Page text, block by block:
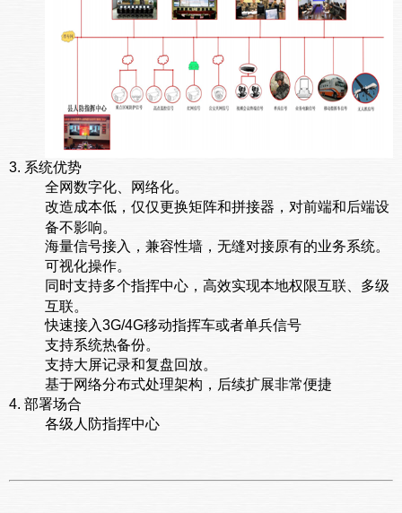
3. 系统优势
全网数字化、网络化。
改造成本低，仅仅更换矩阵和拼接器，对前端和后端设
备不影响。
海量信号接入，兼容性墙，无缝对接原有的业务系统。
可视化操作。
同时支持多个指挥中心，高效实现本地权限互联、多级
互联。
快速接入3G/4G移动指挥车或者单兵信号
支持系统热备份。
支持大屏记录和复盘回放。
基于网络分布式处理架构，后续扩展非常便捷
4. 部署场合
各级人防指挥中心